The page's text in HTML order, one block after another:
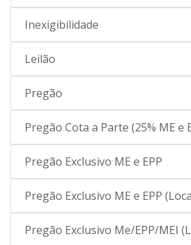
Inexigibilidade
Leilão
Pregão
Pregão Cota a Parte (25% ME e
Pregão Exclusivo ME e EPP
Pregão Exclusivo ME e EPP
Pregão Exclusivo Me/EPP/MEI